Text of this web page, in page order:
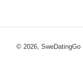
© 2026, SweDatingGo |